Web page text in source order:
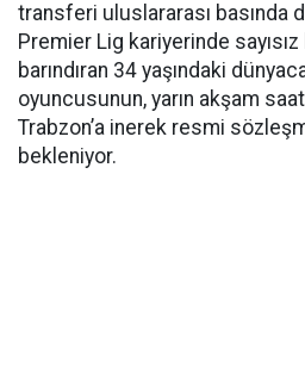
transferi uluslararası basında
Premier Lig kariyerinde
barındıran 34 yaşındaki
oyuncusunun, yarın akşam
Trabzon’a inerek resmi
bekleniyor.